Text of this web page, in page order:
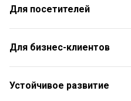
Услуги
Развлечения
Рестораны
Для посетителей
С животными
Контакты
Aкции
Для бизнес-клиентов
Подарочная карта для
Устойчивое развитие